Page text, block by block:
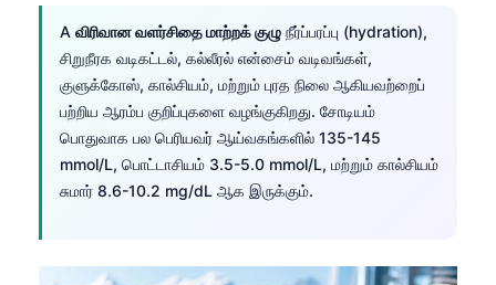
A விரிவான வளர்சிதை மாற்றக் குழு நீர்ப்பரப்பு (hydration),
சிறுநீரக வடிகட்டல், கல்லீரல் என்சைம் வடிவங்கள்,
குளுக்கோஸ், கால்சியம், மற்றும் புரத நிலை ஆகியவற்றைப்
பற்றிய ஆரம்ப குறிப்புகளை வழங்குகிறது. சோடியம்
பொதுவாக பல பெரியவர் ஆய்வகங்களில் 135-145
mmol/L, பொட்டாசியம் 3.5-5.0 mmol/L, மற்றும் கால்சியம்
சுமார் 8.6-10.2 mg/dL ஆக இருக்கும்.